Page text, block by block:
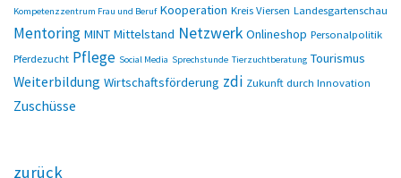
Kompetenzzentrum Frau und Beruf Kooperation Kreis Viersen Landesgartenschau
Mentoring MINT Mittelstand Netzwerk Onlineshop Personalpolitik
Pferdezucht Pflege Social Media Sprechstunde Tierzuchtberatung Tourismus
Weiterbildung Wirtschaftsförderung zdi Zukunft durch Innovation
Zuschüsse
zurück